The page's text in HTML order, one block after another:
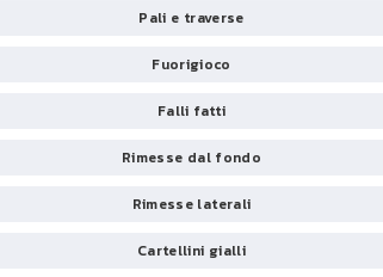
Pali e traverse
Fuorigioco
Falli fatti
Rimesse dal fondo
Rimesse laterali
Cartellini gialli